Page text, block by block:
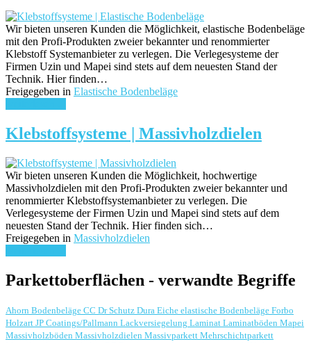
Wir bieten unseren Kunden die Möglichkeit, elastische Bodenbeläge
mit den Profi-Produkten zweier bekannter und renommierter
Klebstoff Systemanbieter zu verlegen. Die Verlegesysteme der
Firmen Uzin und Mapei sind stets auf dem neuesten Stand der
Technik. Hier finden…
Freigegeben in Elastische Bodenbeläge
Klebstoffsysteme | Massivholzdielen
Wir bieten unseren Kunden die Möglichkeit, hochwertige
Massivholzdielen mit den Profi-Produkten zweier bekannter und
renommierter Klebstoffsystemanbieter zu verlegen. Die
Verlegesysteme der Firmen Uzin und Mapei sind stets auf dem
neuesten Stand der Technik. Hier finden sich…
Freigegeben in Massivholzdielen
Parkettoberflächen - verwandte Begriffe
Ahorn Bodenbeläge CC Dr Schutz Dura Eiche elastische Bodenbeläge Forbo
Holzart JP Coatings/Pallmann Lackversiegelung Laminat Laminatböden Mapei
Massivholzböden Massivholzdielen Massivparkett Mehrschichtparkett